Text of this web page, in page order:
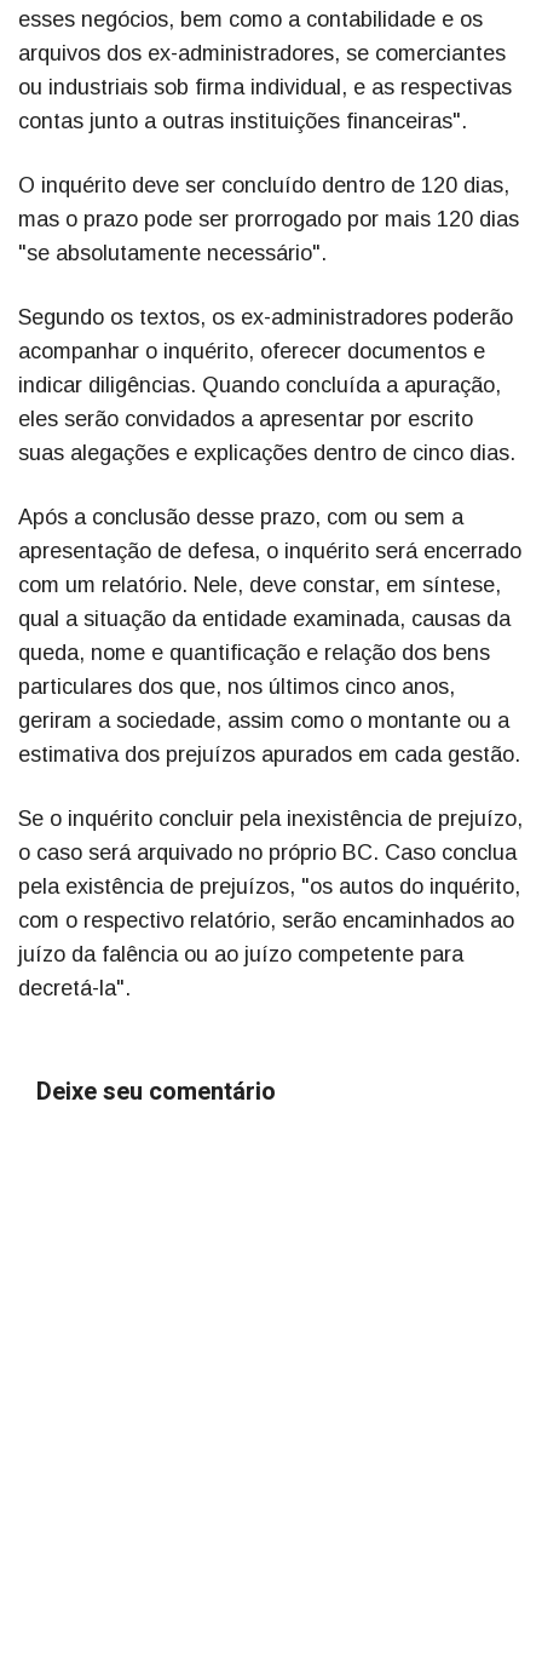
esses negócios, bem como a contabilidade e os
arquivos dos ex-administradores, se comerciantes
ou industriais sob firma individual, e as respectivas
contas junto a outras instituições financeiras".
O inquérito deve ser concluído dentro de 120 dias,
mas o prazo pode ser prorrogado por mais 120 dias
"se absolutamente necessário".
Segundo os textos, os ex-administradores poderão
acompanhar o inquérito, oferecer documentos e
indicar diligências. Quando concluída a apuração,
eles serão convidados a apresentar por escrito
suas alegações e explicações dentro de cinco dias.
Após a conclusão desse prazo, com ou sem a
apresentação de defesa, o inquérito será encerrado
com um relatório. Nele, deve constar, em síntese,
qual a situação da entidade examinada, causas da
queda, nome e quantificação e relação dos bens
particulares dos que, nos últimos cinco anos,
geriram a sociedade, assim como o montante ou a
estimativa dos prejuízos apurados em cada gestão.
Se o inquérito concluir pela inexistência de prejuízo,
o caso será arquivado no próprio BC. Caso conclua
pela existência de prejuízos, "os autos do inquérito,
com o respectivo relatório, serão encaminhados ao
juízo da falência ou ao juízo competente para
decretá-la".
Deixe seu comentário